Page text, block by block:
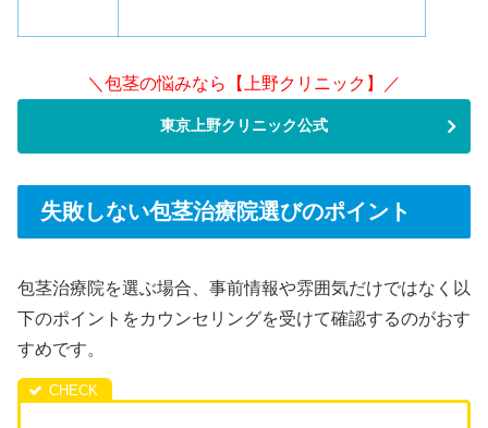
＼包茎の悩みなら【上野クリニック】／
東京上野クリニック公式
失敗しない包茎治療院選びのポイント
包茎治療院を選ぶ場合、事前情報や雰囲気だけではなく以
下のポイントをカウンセリングを受けて確認するのがおす
すめです。